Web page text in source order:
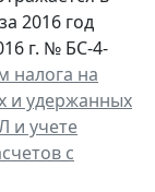
2016 год
г. № БС-4-
налога на
и удержанных
и учете
с